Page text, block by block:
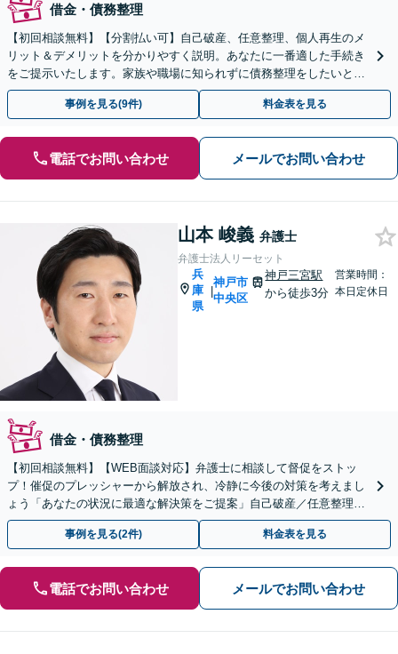
借金・債務整理
【初回相談無料】【分割払い可】自己破産、任意整理、個人再生のメ
リット＆デメリットを分かりやすく説明。あなたに一番適した手続き
をご提示いたします。家族や職場に知られずに債務整理をしたいとい
う方も、ご相談ください。
事例を見る(9件) 料金表を見る
電話でお問い合わせ メールでお問い合わせ
山本 峻義 弁護士
弁護士法人リーセット
兵
庫
県
|
神戸市
中央区
神戸三宮駅
から徒歩3分
営業時間：
本日定休日
借金・債務整理
【初回相談無料】【WEB面談対応】弁護士に相談して督促をストッ
プ！催促のプレッシャーから解放され、冷静に今後の対策を考えまし
ょう「あなたの状況に最適な解決策をご提案」自己破産／任意整理／
個人再生／時効の援用／過払い金請求【休日・夜間相談可】
事例を見る(2件) 料金表を見る
電話でお問い合わせ メールでお問い合わせ